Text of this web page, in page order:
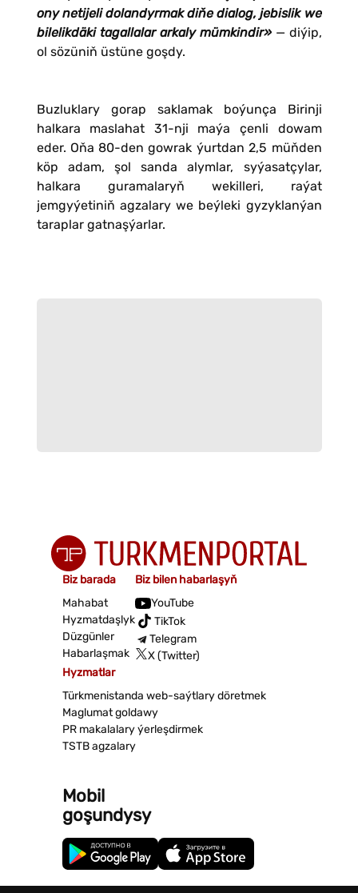
ony netijeli dolandyrmak diňe dialog, jebislik we
bilelikdäki tagallalar arkaly mümkindir»— diýip,
ol sözüniň üstüne goşdy.
Buzluklary gorap saklamak boýunça Birinji
halkara maslahat 31-nji maýa çenli dowam
eder. Oňa 80-den gowrak ýurtdan 2,5 müňden
köp adam, şol sanda alymlar, syýasatçylar,
halkara guramalaryň wekilleri, raýat
jemgyýetiniň agzalary we beýleki gyzyklanýan
taraplar gatnaşýarlar.
Biz barada
Mahabat
Hyzmatdaşlyk
Düzgünler
Habarlaşmak
Biz bilen habarlaşyň
YouTube
TikTok
Telegram
X (Twitter)
Hyzmatlar
Türkmenistanda web-saýtlary döretmek
Maglumat goldawy
PR makalalary ýerleşdirmek
TSTB agzalary
Mobil
goşundysy